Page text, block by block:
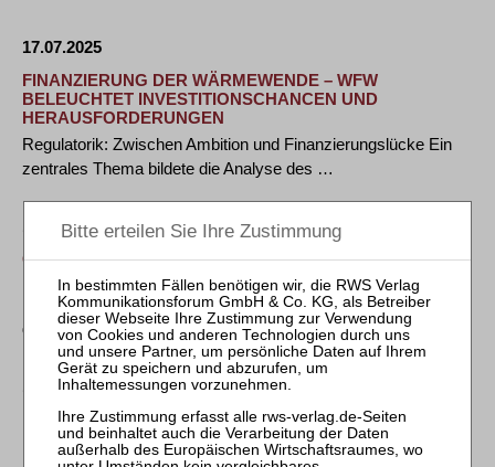
17.07.2025
FINANZIERUNG DER WÄRMEWENDE – WFW
BELEUCHTET INVESTITIONSCHANCEN UND
HERAUSFORDERUNGEN
Regulatorik: Zwischen Ambition und Finanzierungslücke Ein
zentrales Thema bildete die Analyse des …
15.07.2025
GOODWIN BAUT PRÄSENZ IN MÜNCHEN MIT
BEDEUTENDER BÜROERWEITERUNG AUS
Die globale Kanzlei Goodwin hat ihr Münchner Büro in neue,
deutlich größere Räumlichkeiten in …
15.07.2025
HEUKING BERÄT BEI INNOVATIVER NUTZUNG
PROSPEKTBEFREIENDER DOKUMENTE –
EFFIZIENZGEWINN BEI KAPITALMASSNAHMEN